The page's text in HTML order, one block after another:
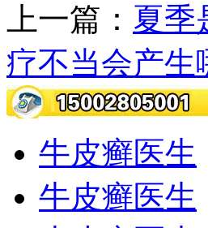
上一篇： 夏季
疗不当会产生
牛皮癣医生
牛皮癣医生